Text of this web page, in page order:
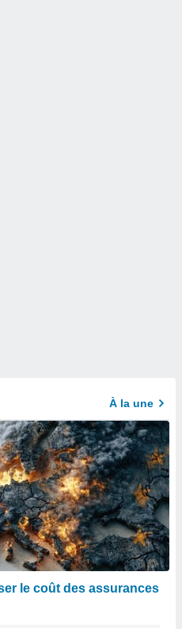
À la une
le coût des assurances